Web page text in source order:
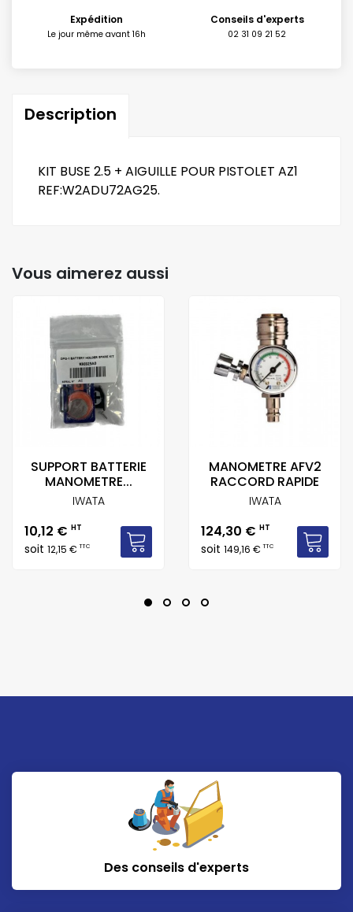
Expédition
Le jour même avant 16h
Conseils d'experts
02 31 09 21 52
Description
KIT BUSE 2.5 + AIGUILLE POUR PISTOLET AZ1
REF:W2ADU72AG25.
Vous aimerez aussi
SUPPORT BATTERIE
MANOMETRE...
IWATA
Prix
10,12 € HT
soit 12,15 €TTC
MANOMETRE AFV2
RACCORD RAPIDE
IWATA
Prix
124,30 € HT
soit 149,16 €TTC
Des conseils d'experts